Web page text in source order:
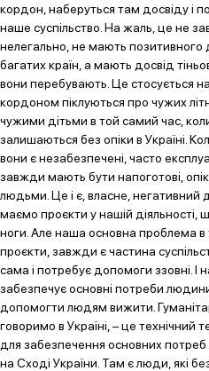
кордон, наберуться там досвіду і
наше суспільство. На жаль, це не
нелегально, не мають позитивного
багатих країн, а мають досвід
вони перебувають. Це стосується
кордоном піклуються про чужих
чужими дітьми в той самий час, коли
залишаються без опіки в Україні.
вони є незабезпечені, часто
завжди мають бути напоготові,
людьми. Це і є, власне, негативний
маємо проєкти у нашій
ноги. Але наша основна проблема в
проєкти, завжди є частина
сама і потребує допомоги ззовні.
забезпечує основні потреби
допомогти людям вижити.
говоримо в Україні, – це технічний
для забезпечення основних
на Сході України. Там є люди, які